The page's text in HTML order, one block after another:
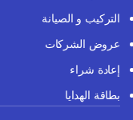
التركيب و الصيانة
عروض الشركات
إعادة شراء
بطاقة الهدايا